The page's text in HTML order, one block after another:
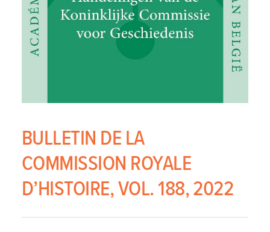
BULLETIN DE LA
COMMISSION ROYALE
D’HISTOIRE, VOL. 188, 2022